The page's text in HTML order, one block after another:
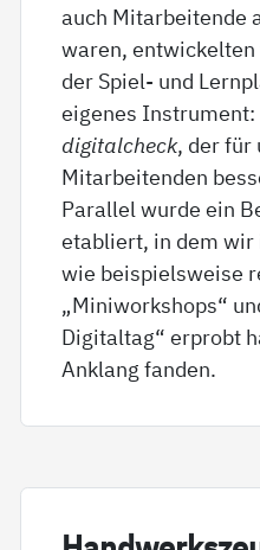
auch Mitarbeitende
waren,
der Spiel- und
eigenes
digitalcheck, der für
Mitarbeitenden
Parallel wurde ein
etabliert, in dem
wie beispielsweise
„Miniworkshops“
Digitaltag“ erprobt
Anklang fanden.